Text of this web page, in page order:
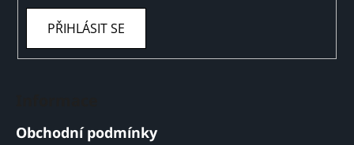
PŘIHLÁSIT SE
Obchodní podmínky